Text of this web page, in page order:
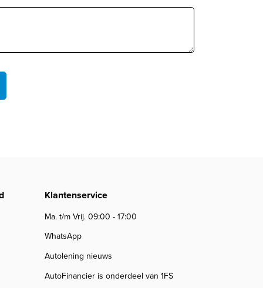
Klantenservice
Ma. t/m Vrij. 09:00 - 17:00
WhatsApp
Autolening nieuws
AutoFinancier is onderdeel van 1FS